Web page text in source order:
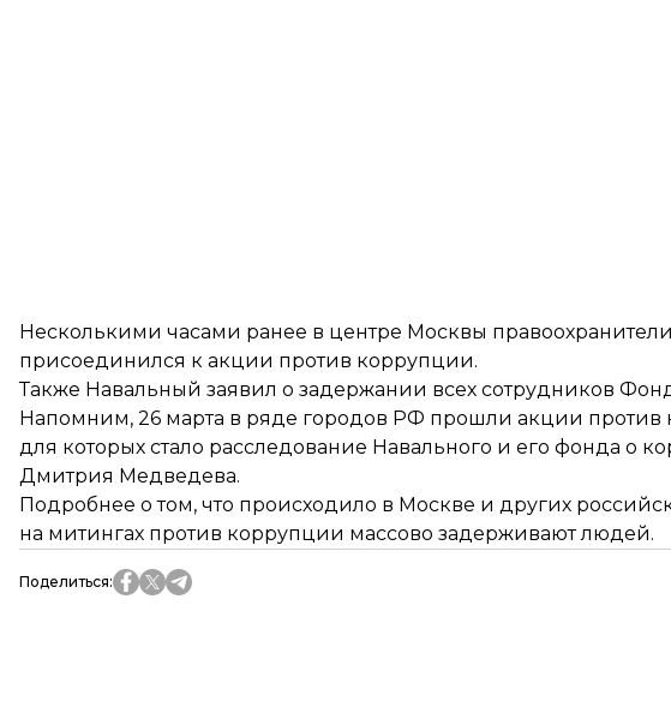
Несколькими часами ранее в центре Москвы правоохранители
присоединился к акции против коррупции.
Также Навальный заявил о задержании всех сотрудников
Напомним, 26 марта в ряде городов РФ прошли акции
для которых стало расследование Навального и его фонда о
Дмитрия Медведева.
Подробнее о том, что происходило в Москве и других
на митингах против коррупции массово задерживают людей.
Поделиться: